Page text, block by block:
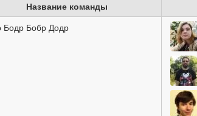
Название команды
Бодр Бобр Додр